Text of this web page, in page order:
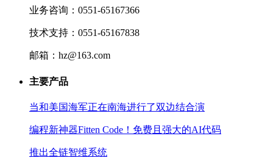
业务咨询：0551-65167366
技术支持：0551-65167838
邮箱：hz@163.com
主要产品
当和美国海军正在南海进行了双边结合演
编程新神器Fitten Code！免费且强大的AI代码
推出全链智维系统